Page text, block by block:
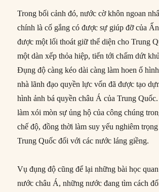
Trong bối cảnh đó, nước cờ khôn ngoan
chính là cố gắng có được sự giúp đỡ của
được một lối thoát giữ thể diện cho Trung
một dàn xếp thỏa hiệp, tiến tới chấm dứt
Đụng độ càng kéo dài càng làm hoen ố
nhà lãnh đạo quyền lực vốn đã được tạo
hình ảnh bá quyền châu Á của Trung
làm xói mòn sự ủng hộ của công chúng
chế độ, đồng thời làm suy yếu nghiêm
Trung Quốc đối với các nước láng giềng.
Vụ đụng độ cũng để lại những bài học
nước châu Á, những nước đang tìm cách